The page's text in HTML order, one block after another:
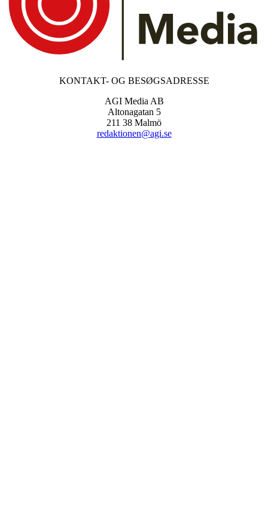
KONTAKT- OG BESØGSADRESSE
AGI Media AB
Altonagatan 5
211 38 Malmö
redaktionen@agi.se